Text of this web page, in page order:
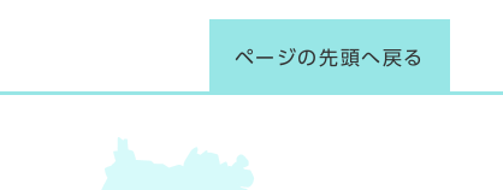
ページの先頭へ戻る